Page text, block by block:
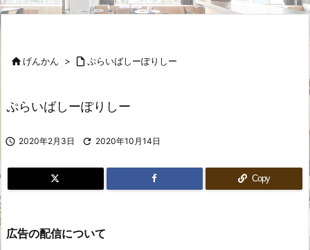
げんかん >  ぷらいばしーぽりしー
ぷらいばしーぽりしー
 2020年2月3日  2020年10月14日
Copy
広告の配信について